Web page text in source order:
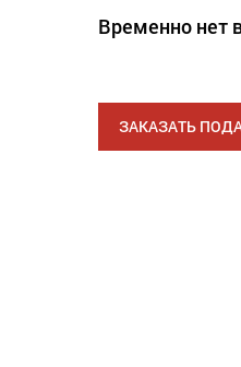
Временно нет
ЗАКАЗАТЬ